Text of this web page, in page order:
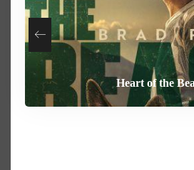
Your Mother Your Mother
Heart of the
Behemoth
How To Rob A